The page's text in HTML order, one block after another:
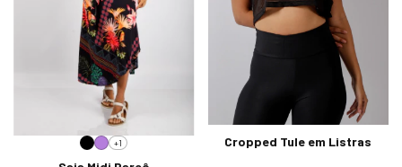
+1 Cropped Tule em Listras